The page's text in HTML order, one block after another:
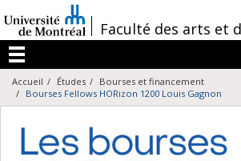
au
contenu
/Faculté des arts et
Menu
Accueil Études
Bourses et financement
Bourses Fellows HORizon 1200 Louis Gagnon